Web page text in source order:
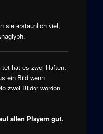
sie erstaunlich viel,
hat es zwei Häften.
ein Bild wenn
zwei Bilder werden
allen Playern gut.